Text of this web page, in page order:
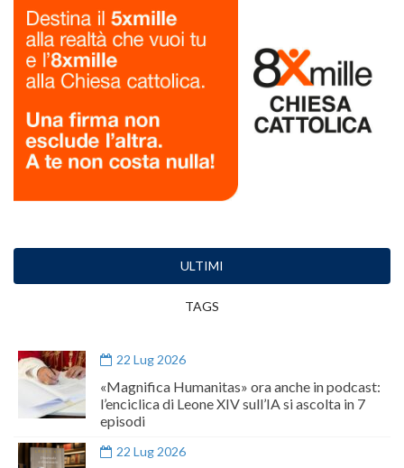
ULTIMI
TAGS
22 Lug 2026
«Magnifica Humanitas» ora anche in podcast:
l’enciclica di Leone XIV sull’IA si ascolta in 7
episodi
22 Lug 2026